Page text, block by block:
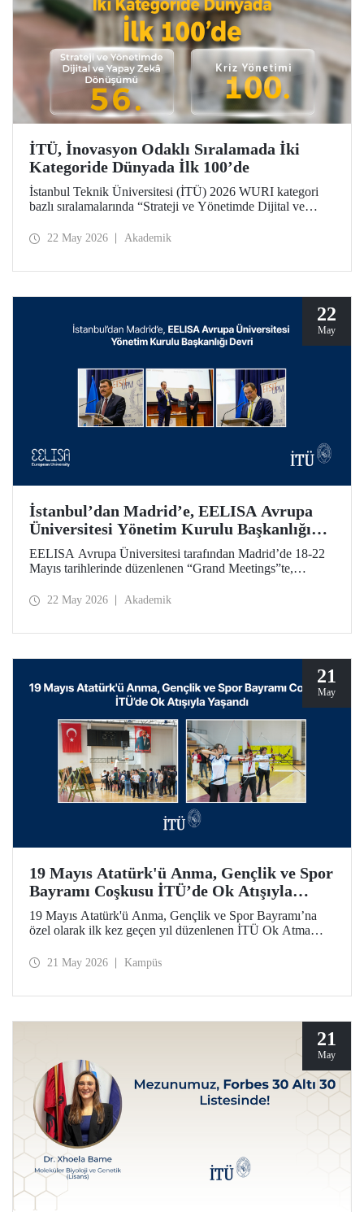
İTÜ, İnovasyon Odaklı Sıralamada İki
Kategoride Dünyada İlk 100’de
İstanbul Teknik Üniversitesi (İTÜ) 2026 WURI kategori
bazlı sıralamalarında “Strateji ve Yönetimde Dijital ve
100’üncü oldu.
22 May 2026 Akademik
22
May
İstanbul’dan Madrid’e, EELISA Avrupa
Üniversitesi Yönetim Kurulu Başkanlığı
Devri
EELISA Avrupa Üniversitesi tarafından Madrid’de 18-22
Mayıs tarihlerinde düzenlenen “Grand Meetings”te,
UPM’e geçti. İTÜ Rektörü Prof. Dr. Hasan Mandal, 6 ay
22 May 2026 Akademik
21
May
19 Mayıs Atatürk'ü Anma, Gençlik ve Spor
Bayramı Coşkusu İTÜ’de Ok Atışıyla
Yaşandı
19 Mayıs Atatürk'ü Anma, Gençlik ve Spor Bayramı’na
özel olarak ilk kez geçen yıl düzenlenen İTÜ Ok Atma
bir araya getirdi.
21 May 2026 Kampüs
21
May